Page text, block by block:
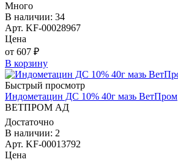
Много
В наличии: 34
Арт. KF-00028967
Цена
от 607 ₽
В корзину
Быстрый просмотр
Индометацин ДС 10% 40г мазь ВетПром
ВЕТПРОМ АД
Достаточно
В наличии: 2
Арт. KF-00013792
Цена